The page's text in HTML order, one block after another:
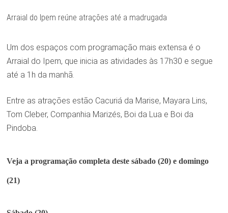
Arraial do Ipem reúne atrações até a madrugada
Um dos espaços com programação mais extensa é o
Arraial do Ipem, que inicia as atividades às 17h30 e segue
até a 1h da manhã.
Entre as atrações estão Cacuriá da Marise, Mayara Lins,
Tom Cleber, Companhia Marizés, Boi da Lua e Boi da
Pindoba.
Veja a programação completa deste sábado (20) e domingo
(21)